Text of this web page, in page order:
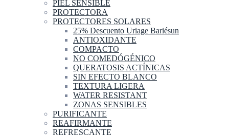
PIEL SENSIBLE
PROTECTORA
PROTECTORES SOLARES
25% Descuento Uriage Bariésun
ANTIOXIDANTE
COMPACTO
NO COMEDÓGÉNICO
QUERATOSIS ACTÍNICAS
SIN EFECTO BLANCO
TEXTURA LIGERA
WATER RESISTANT
ZONAS SENSIBLES
PURIFICANTE
REAFIRMANTE
REFRESCANTE